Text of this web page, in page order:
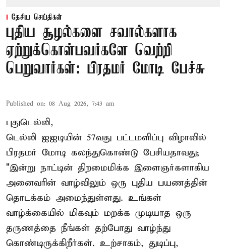
தேசிய செய்திகள்
புதிய சூழல்களை சவால்களாக
ஏற்றுக்கொள்பவர்களே வெற்றி
பெறுவார்கள்: பிரதமர் மோடி பேச்சு
Published on: 08 Aug 2026, 7:43 am
புதுடெல்லி,
டெல்லி ஐஐடியின் 57வது பட்டமளிப்பு விழாவில்
பிரதமர் மோடி கலந்துகொண்டு பேசியதாவது;
"இன்று நாட்டின் திறமைமிக்க இளைஞர்களாகிய
அனைவரின் வாழ்விலும் ஒரு புதிய பயணத்தின்
தொடக்கம் அமைந்துள்ளது. உங்கள்
வாழ்க்கையில் மிகவும் மறக்க முடியாத ஒரு
தருணத்தை நீங்கள் தற்போது வாழ்ந்து
கொண்டிருக்கிறீர்கள். உற்சாகம், துடிப்பு,